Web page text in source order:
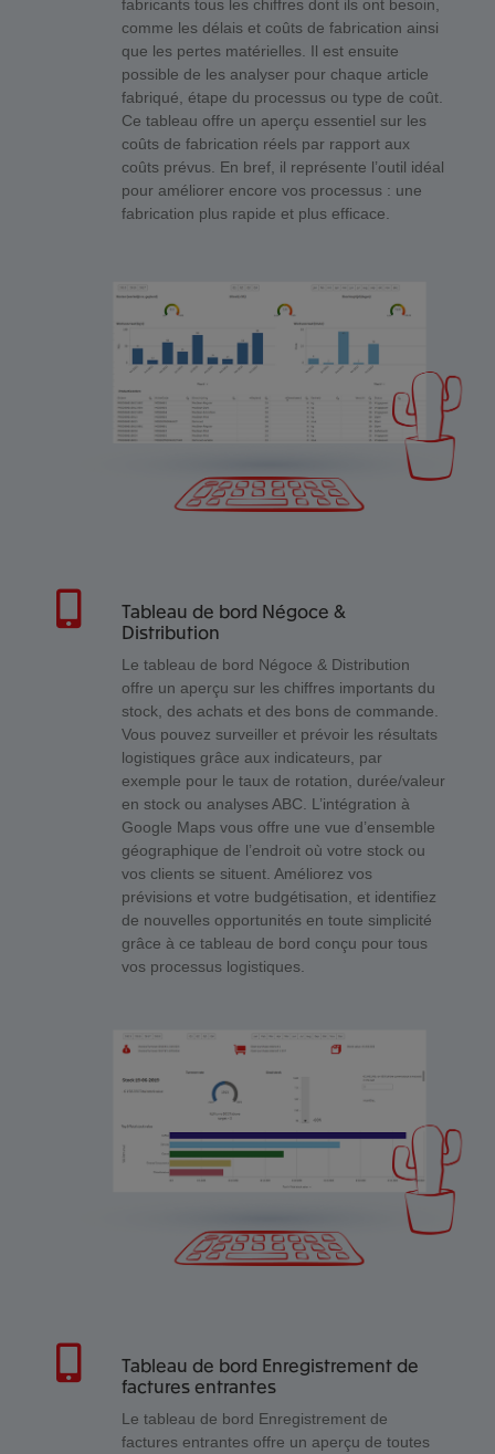
fabricants tous les chiffres dont ils ont besoin,
comme les délais et coûts de fabrication ainsi
que les pertes matérielles. Il est ensuite
possible de les analyser pour chaque article
fabriqué, étape du processus ou type de coût.
Ce tableau offre un aperçu essentiel sur les
coûts de fabrication réels par rapport aux
coûts prévus. En bref, il représente l’outil idéal
pour améliorer encore vos processus : une
fabrication plus rapide et plus efficace.
Tableau de bord Négoce &
Distribution
Le tableau de bord Négoce & Distribution
offre un aperçu sur les chiffres importants du
stock, des achats et des bons de commande.
Vous pouvez surveiller et prévoir les résultats
logistiques grâce aux indicateurs, par
exemple pour le taux de rotation, durée/valeur
en stock ou analyses ABC. L’intégration à
Google Maps vous offre une vue d’ensemble
géographique de l’endroit où votre stock ou
vos clients se situent. Améliorez vos
prévisions et votre budgétisation, et identifiez
de nouvelles opportunités en toute simplicité
grâce à ce tableau de bord conçu pour tous
vos processus logistiques.
Tableau de bord Enregistrement de
factures entrantes
Le tableau de bord Enregistrement de
factures entrantes offre un aperçu de toutes